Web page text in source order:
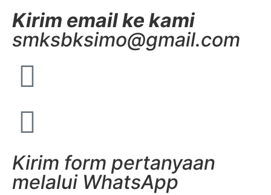
Kirim email ke kami
smksbksimo@gmail.com
Kirim form pertanyaan
melalui WhatsApp